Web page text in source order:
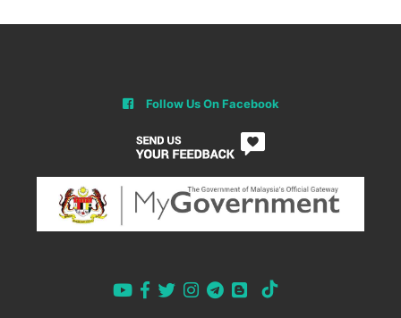
Follow Us On Facebook